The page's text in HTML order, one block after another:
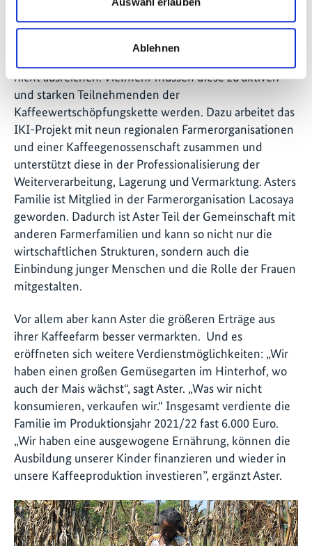
Ablehnen
höhere Einkommen
Dennoch muss man festhalten, dass gesteigerte
nicht ausreichen. Vielmehr müssen diese zu aktiven
und starken Teilnehmenden der
Kaffeewertschöpfungskette werden. Dazu arbeitet das
IKI-Projekt mit neun regionalen Farmerorganisationen
und einer Kaffeegenossenschaft zusammen und
unterstützt diese in der Professionalisierung der
Weiterverarbeitung, Lagerung und Vermarktung. Asters
Familie ist Mitglied in der Farmerorganisation Lacosaya
geworden. Dadurch ist Aster Teil der Gemeinschaft mit
anderen Farmerfamilien und kann so nicht nur die
wirtschaftlichen Strukturen, sondern auch die
Einbindung junger Menschen und die Rolle der Frauen
mitgestalten.
Vor allem aber kann Aster die größeren Erträge aus
ihrer Kaffeefarm besser vermarkten. Und es
eröffneten sich weitere Verdienstmöglichkeiten: „Wir
haben einen großen Gemüsegarten im Hinterhof, wo
auch der Mais wächst“, sagt Aster. „Was wir nicht
konsumieren, verkaufen wir.“ Insgesamt verdiente die
Familie im Produktionsjahr 2021/22 fast 6.000 Euro.
„Wir haben eine ausgewogene Ernährung, können die
Ausbildung unserer Kinder finanzieren und wieder in
unsere Kaffeeproduktion investieren”, ergänzt Aster.